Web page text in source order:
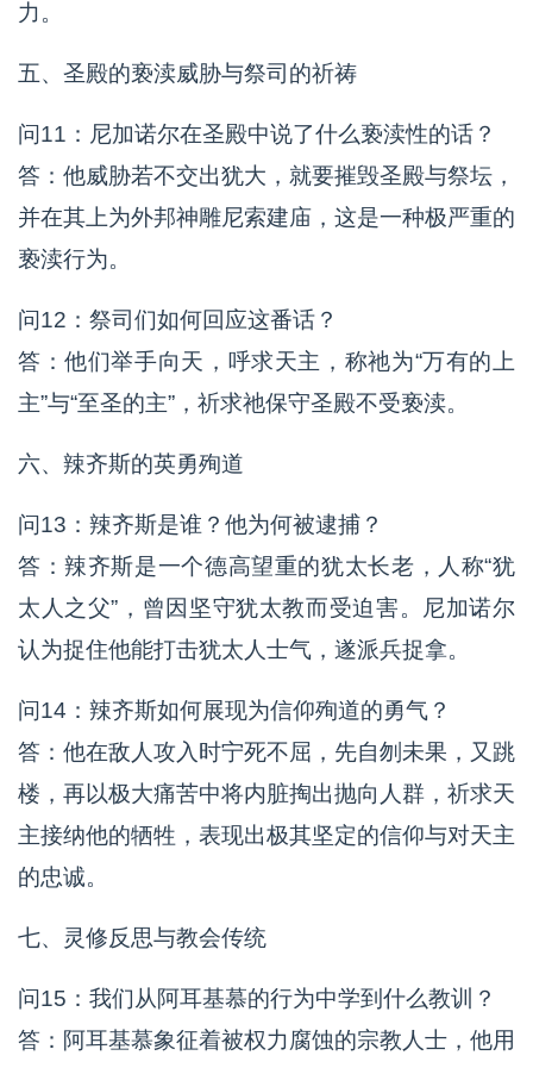
力。
五、圣殿的亵渎威胁与祭司的祈祷
问11：尼加诺尔在圣殿中说了什么亵渎性的话？
答：他威胁若不交出犹大，就要摧毁圣殿与祭坛，
并在其上为外邦神雕尼索建庙，这是一种极严重的
亵渎行为。
问12：祭司们如何回应这番话？
答：他们举手向天，呼求天主，称祂为“万有的上
主”与“至圣的主”，祈求祂保守圣殿不受亵渎。
六、辣齐斯的英勇殉道
问13：辣齐斯是谁？他为何被逮捕？
答：辣齐斯是一个德高望重的犹太长老，人称“犹
太人之父”，曾因坚守犹太教而受迫害。尼加诺尔
认为捉住他能打击犹太人士气，遂派兵捉拿。
问14：辣齐斯如何展现为信仰殉道的勇气？
答：他在敌人攻入时宁死不屈，先自刎未果，又跳
楼，再以极大痛苦中将内脏掏出抛向人群，祈求天
主接纳他的牺牲，表现出极其坚定的信仰与对天主
的忠诚。
七、灵修反思与教会传统
问15：我们从阿耳基慕的行为中学到什么教训？
答：阿耳基慕象征着被权力腐蚀的宗教人士，他用